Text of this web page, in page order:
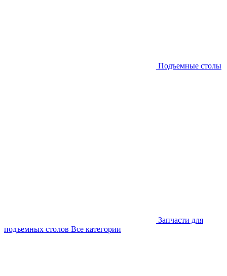
Подъемные столы
Запчасти для
подъемных столов Все категории